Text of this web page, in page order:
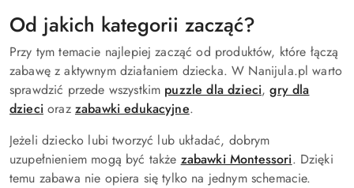
Od jakich kategorii zacząć?
Przy tym temacie najlepiej zacząć od produktów, które łączą
zabawę z aktywnym działaniem dziecka. W Nanijula.pl warto
sprawdzić przede wszystkim puzzle dla dzieci,gry dla
dziecioraz zabawki edukacyjne.
Jeżeli dziecko lubi tworzyć lub układać, dobrym
uzupełnieniem mogą być także zabawki Montessori. Dzięki
temu zabawa nie opiera się tylko na jednym schemacie.